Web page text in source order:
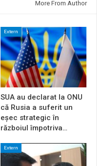
More From Author
Extern
SUA au declarat la ONU
că Rusia a suferit un
eșec strategic în
războiul împotriva…
Extern